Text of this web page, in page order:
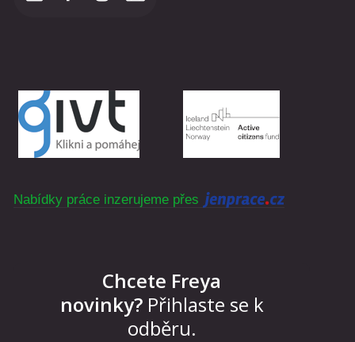
Nabídky práce inzerujeme přes
Chcete Freya
novinky? Přihlaste se k
odběru.